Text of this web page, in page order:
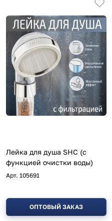
Лейка для душа SHC (с
функцией очистки воды)
Арт. 105691
ОПТОВЫЙ ЗАКАЗ